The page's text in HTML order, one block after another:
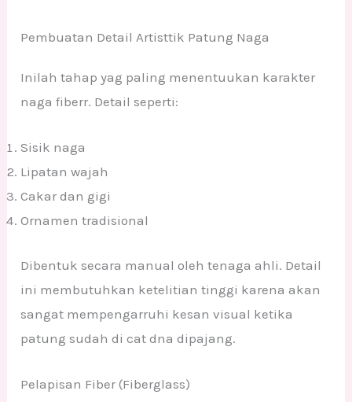
Pembuatan Detail Artisttik Patung Naga
Inilah tahap yag paling menentuukan karakter
naga fiberr. Detail seperti:
Sisik naga
Lipatan wajah
Cakar dan gigi
Ornamen tradisional
Dibentuk secara manual oleh tenaga ahli. Detail
ini membutuhkan ketelitian tinggi karena akan
sangat mempengarruhi kesan visual ketika
patung sudah di cat dna dipajang.
Pelapisan Fiber (Fiberglass)